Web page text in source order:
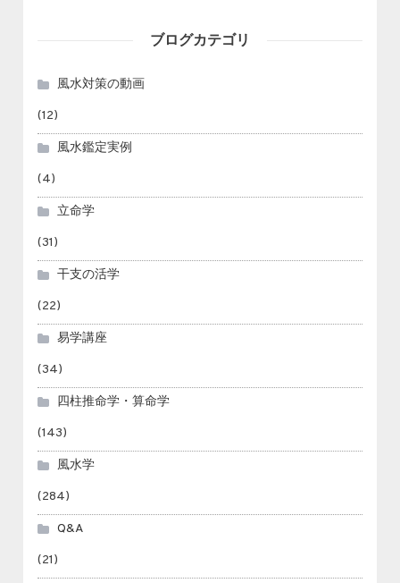
ブログカテゴリ
風水対策の動画
(12)
風水鑑定実例
(4)
立命学
(31)
干支の活学
(22)
易学講座
(34)
四柱推命学・算命学
(143)
風水学
(284)
Q&A
(21)